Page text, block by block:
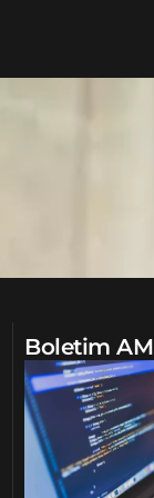
Boletim AM